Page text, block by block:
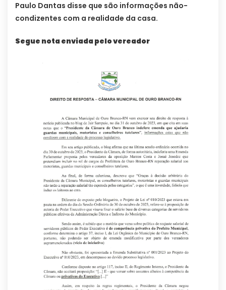
Paulo Dantas disse que são informações não-
condizentes com a realidade da casa.
Segue nota enviada pelo vereador